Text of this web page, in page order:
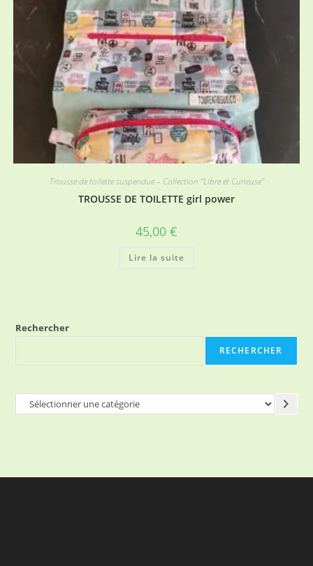
Trousse de toilette suspendue – Collection “Libre et Curieuse”
TROUSSE DE TOILETTE girl power
45,00 €
Lire la suite
Rechercher
RECHERCHER
Sélectionner